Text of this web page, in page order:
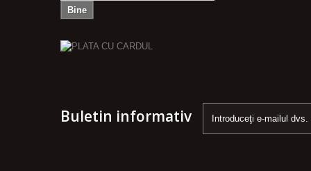
Bine
Buletin informativ